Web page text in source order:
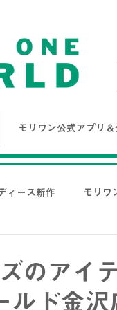
モリワン公式アプリ
ィース新作 モリワ
1PIU1UGUALE3
のアイ
ルド金沢